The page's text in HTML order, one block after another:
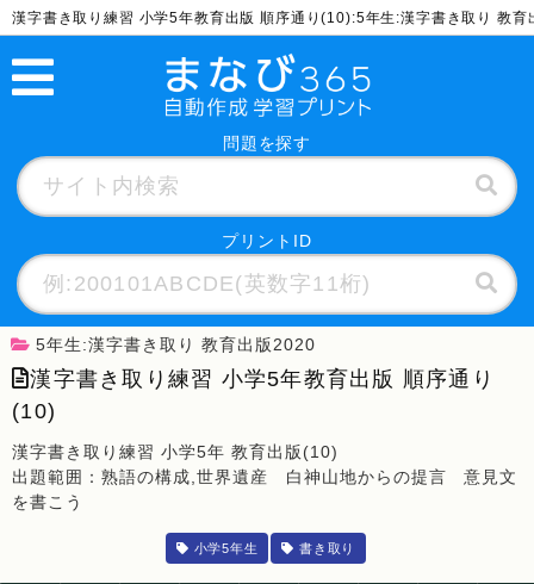
漢字書き取り練習 小学5年教育出版 順序通り(10):5年生:漢字書き取り 教
問題を探す
プリントID
5年生:漢字書き取り 教育出版2020
漢字書き取り練習 小学5年教育出版 順序通り
(10)
漢字書き取り練習 小学5年 教育出版(10)
出題範囲：熟語の構成,世界遺産 白神山地からの提言 意見文
を書こう
小学5年生 書き取り